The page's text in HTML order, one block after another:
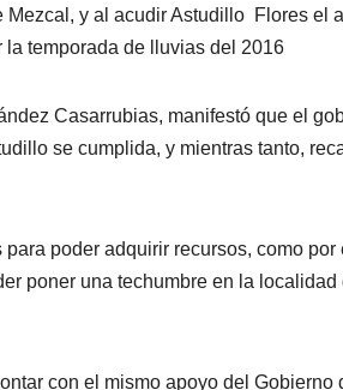
y al acudir Astudillo Flores el
la temporada de lluvias del 2016
Casarrubias, manifestó que el
se cumplida, y mientras tanto,
poder adquirir recursos, como
poner una techumbre en la localidad
con el mismo apoyo del Gobierno